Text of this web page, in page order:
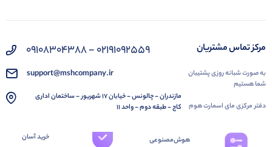
مرکز تماس مشتریان
به صورت شبانه روزی پشتیبان
شما هستیم
دفتر مرکزی مای اسمارت هوم
02191092559 - 09108304388
support@mshcompany.ir
مازندران - چالونس - خیابان 17 شهریور - ساختمان اداری
کاج - طبقه دوم - واحد 11
هوش‌مصنوعی خرید آسان